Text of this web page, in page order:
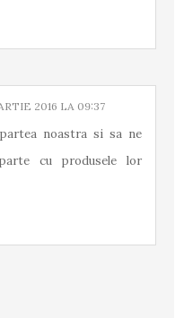
2016 LA 09:37
noastra si sa ne
cu produsele lor